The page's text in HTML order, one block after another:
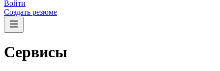
Войти
Создать резюме
Сервисы